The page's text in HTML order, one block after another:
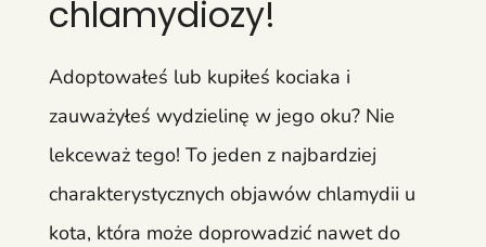
chlamydiozy!
Adoptowałeś lub kupiłeś kociaka i
zauważyłeś wydzielinę w jego oku? Nie
lekceważ tego! To jeden z najbardziej
charakterystycznych objawów chlamydii u
kota, która może doprowadzić nawet do